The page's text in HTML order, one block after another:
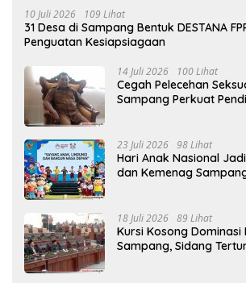
10 Juli 2026 109 Lihat
31 Desa di Sampang Bentuk DESTANA
Penguatan Kesiapsiagaan
14 Juli 2026 100 Lihat
Cegah Pelecehan
Sampang Perkuat
23 Juli 2026 98 Lihat
Hari Anak Nasional
dan Kemenag
18 Juli 2026 89 Lihat
Kursi Kosong Dominasi
Sampang, Sidang